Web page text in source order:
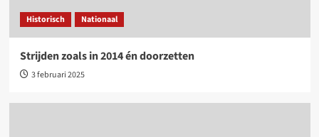
Historisch Nationaal
Strijden zoals in 2014 én doorzetten
3 februari 2025